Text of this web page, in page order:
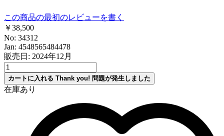
この商品の最初のレビューを書く
￥38,500
No: 34312
Jan: 4548565484478
販売日: 2024年12月
カートに入れる Thank you! 問題が発生しました
在庫あり